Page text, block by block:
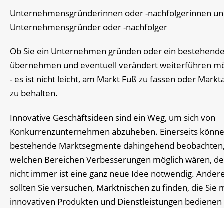
Unternehmensgründerinnen oder -nachfolgerinnen
Unternehmensgründer oder -nachfolger
Ob Sie ein Unternehmen gründen oder ein
übernehmen und eventuell verändert weiterführen
- es ist nicht leicht, am Markt Fuß zu fassen oder
zu behalten.
Innovative Geschäftsideen sind ein Weg, um sich von
Konkurrenzunternehmen abzuheben. Einerseits
bestehende Marktsegmente dahingehend
welchen Bereichen Verbesserungen möglich wären,
nicht immer ist eine ganz neue Idee notwendig.
sollten Sie versuchen, Marktnischen zu finden, die Sie
innovativen Produkten und Dienstleistungen bedienen